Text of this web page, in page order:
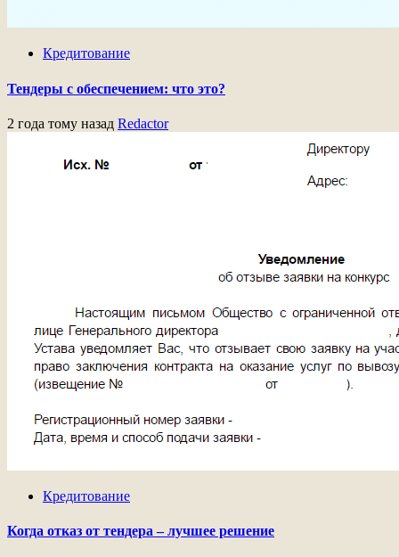
Кредитование
Тендеры с обеспечением: что это?
2 года тому назад Redactor
Кредитование
Когда отказ от тендера – лучшее решение